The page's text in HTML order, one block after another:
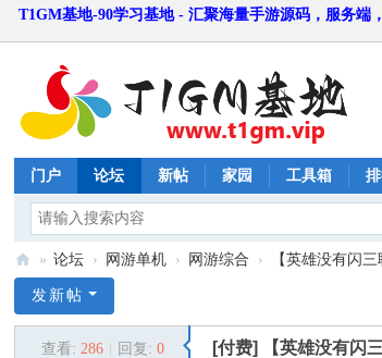
T1GM基地-90学习基地 - 汇聚海量手游源码，服务端
门户 论坛 新帖 家园 工具箱
1
» 论坛 › 网游单机 › 网游综合 › 【英雄没有闪
发新帖
查看: 286 回复: 0 [付费] 【英雄没有闪